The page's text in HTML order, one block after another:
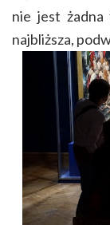
nie jest żadna
najbliższa,